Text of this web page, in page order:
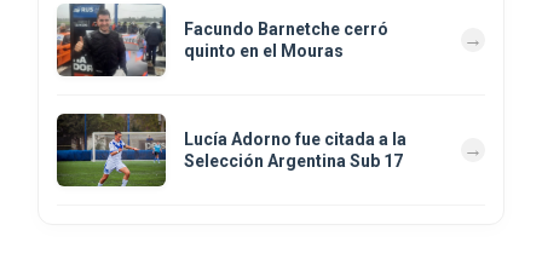
Facundo Barnetche cerró
quinto en el Mouras
Lucía Adorno fue citada a la
Selección Argentina Sub 17